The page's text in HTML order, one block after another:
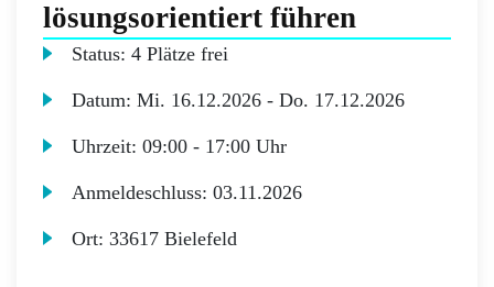
lösungsorientiert führen
Status:4 Plätze frei
Datum:Mi. 16.12.2026 -Do. 17.12.2026
Uhrzeit:09:00 - 17:00 Uhr
Anmeldeschluss:03.11.2026
Ort:33617 Bielefeld